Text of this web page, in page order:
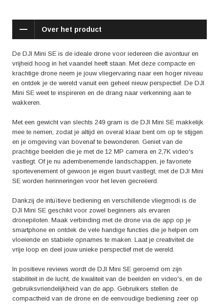
van eindeloos plezier en ontdekking. Laat je dromen vliegen met de DJI
Over het product
De DJI Mini SE is de ideale drone voor iedereen die avontuur en
vrijheid hoog in het vaandel heeft staan. Met deze compacte en
krachtige drone neem je jouw vliegervaring naar een hoger niveau
en ontdek je de wereld vanuit een geheel nieuw perspectief. De DJI
Mini SE weet te inspireren en de drang naar verkenning aan te
wakkeren.
Met een gewicht van slechts 249 gram is de DJI Mini SE makkelijk
mee te nemen, zodat je altijd en overal klaar bent om op te stijgen
en je omgeving van bovenaf te bewonderen. Geniet van de
prachtige beelden die je met de 12 MP camera en 2,7K video's
vastlegt. Of je nu adembenemende landschappen, je favoriete
sportevenement of gewoon je eigen buurt vastlegt, met de DJI Mini
SE worden herinneringen voor het leven gecreëerd.
Dankzij de intuïtieve bediening en verschillende vliegmodi is de
DJI Mini SE geschikt voor zowel beginners als ervaren
dronepiloten. Maak verbinding met de drone via de app op je
smartphone en ontdek de vele handige functies die je helpen om
vloeiende en stabiele opnames te maken. Laat je creativiteit de
vrije loop en deel jouw unieke perspectief met de wereld.
In positieve reviews wordt de DJI Mini SE geroemd om zijn
stabiliteit in de lucht, de kwaliteit van de beelden en video's, en de
gebruiksvriendelijkheid van de app. Gebruikers stellen de
compactheid van de drone en de eenvoudige bediening zeer op